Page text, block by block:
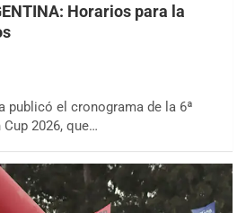
Horarios para la
publicó el cronograma de la 6ª
2026, que…